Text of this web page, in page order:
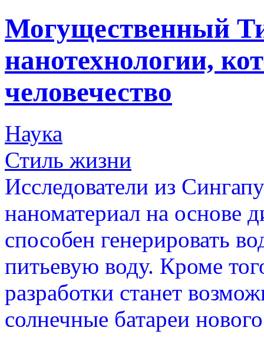
Могущественный
нанотехнологии,
человечество
Наука
Стиль жизни
Исследователи из
наноматериал на основе
способен генерировать
питьевую воду. Кроме
разработки станет
солнечные батареи